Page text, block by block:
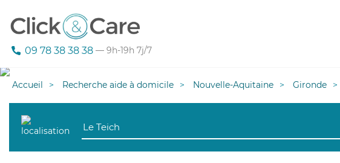
09 78 38 38 38 — 9h-19h 7j/7
Accueil Recherche aide à domicile Nouvelle-Aquitaine Gironde